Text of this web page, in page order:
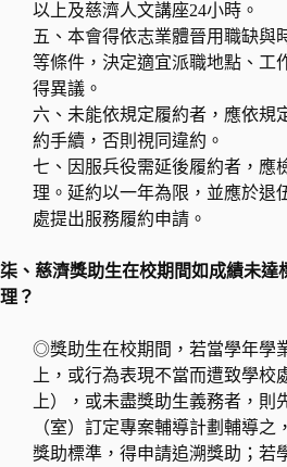
以上及慈濟人文講座24小時。
五、本會得依志業體晉用職缺與
等條件，決定適宜派職地點、工
得異議。
六、未能依規定履約者，應依規
約手續，否則視同違約。
七、因服兵役需延後履約者，應
理。延約以一年為限，並應於退
處提出服務履約申請。
柒、慈濟獎助生在校期間如成績未達
理？
◎獎助生在校期間，若當學年學
上，或行為表現不當而遭致學校
上），或未盡獎助生義務者，
（室）訂定專案輔導計劃輔導
獎助標準，得申請追溯獎助；若